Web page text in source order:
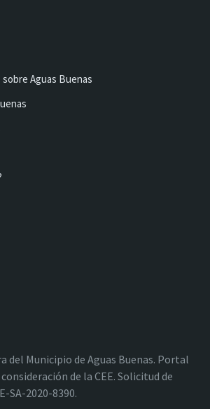
Aguas Buenas
del Municipio de Aguas Buenas. Portal
de la CEE. Solicitud de
SA-2020-8390.